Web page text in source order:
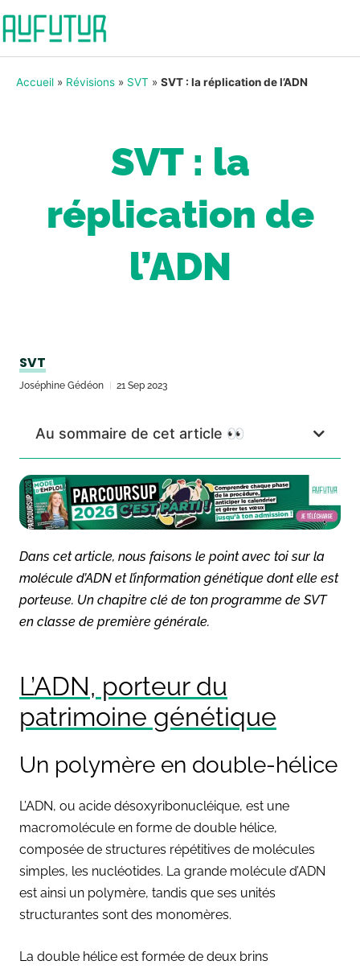
Accueil » Révisions » SVT » SVT : la réplication de l’ADN
SVT : la
réplication de
l’ADN
SVT
Joséphine Gédéon 21 Sep 2023
Au sommaire de cet article 👀
Dans cet article, nous faisons le point avec toi sur la
molécule d’ADN et l’information génétique dont elle est
porteuse. Un chapitre clé de ton programme de SVT
en classe de première générale.
L’ADN, porteur du
patrimoine génétique
Un polymère en double-hélice
L’ADN, ou acide désoxyribonucléique, est une
macromolécule en forme de double hélice,
composée de structures répétitives de molécules
simples, les nucléotides. La grande molécule d’ADN
est ainsi un polymère, tandis que ses unités
structurantes sont des monomères.
La double hélice est formée de deux brins